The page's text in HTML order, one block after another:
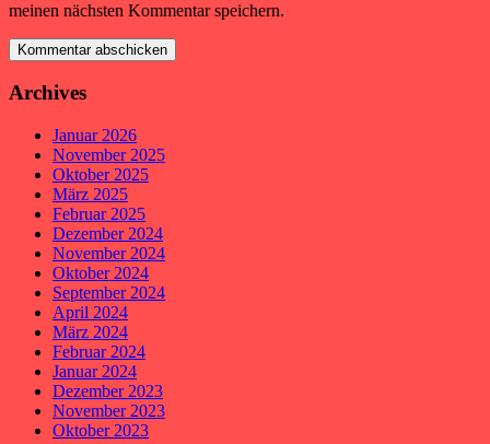
meinen nächsten Kommentar speichern.
Archives
Januar 2026
November 2025
Oktober 2025
März 2025
Februar 2025
Dezember 2024
November 2024
Oktober 2024
September 2024
April 2024
März 2024
Februar 2024
Januar 2024
Dezember 2023
November 2023
Oktober 2023